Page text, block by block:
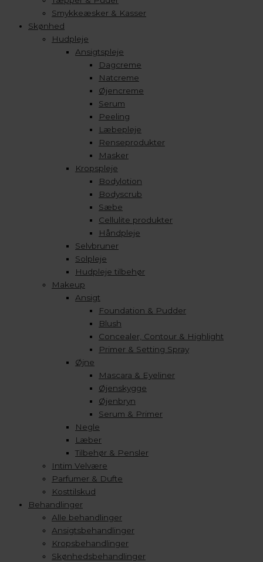
Smykkeæsker & Kasser
Skønhed
Hudpleje
Ansigtspleje
Dagcreme
Natcreme
Øjencreme
Serum
Peeling
Læbepleje
Renseprodukter
Masker
Kropspleje
Bodylotion
Bodyscrub
Sæbe
Cellulite produkter
Håndpleje
Selvbruner
Solpleje
Hudpleje tilbehør
Makeup
Ansigt
Foundation & Pudder
Blush
Concealer, Contour & Highlight
Primer & Setting Spray
Øjne
Mascara & Eyeliner
Øjenskygge
Øjenbryn
Serum & Primer
Negle
Læber
Tilbehør & Pensler
Intim Velvære
Parfumer & Dufte
Kosttilskud
Behandlinger
Alle behandlinger
Ansigtsbehandlinger
Kropsbehandlinger
Skønhedsbehandlinger